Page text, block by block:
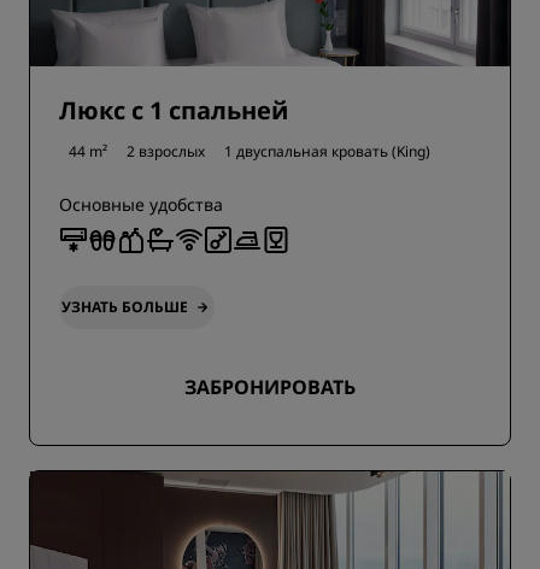
Люкс с 1 спальней
44 m² 2 взрослых 1 двуспальная кровать (King)
Основные удобства
УЗНАТЬ БОЛЬШЕ
ЗАБРОНИРОВАТЬ